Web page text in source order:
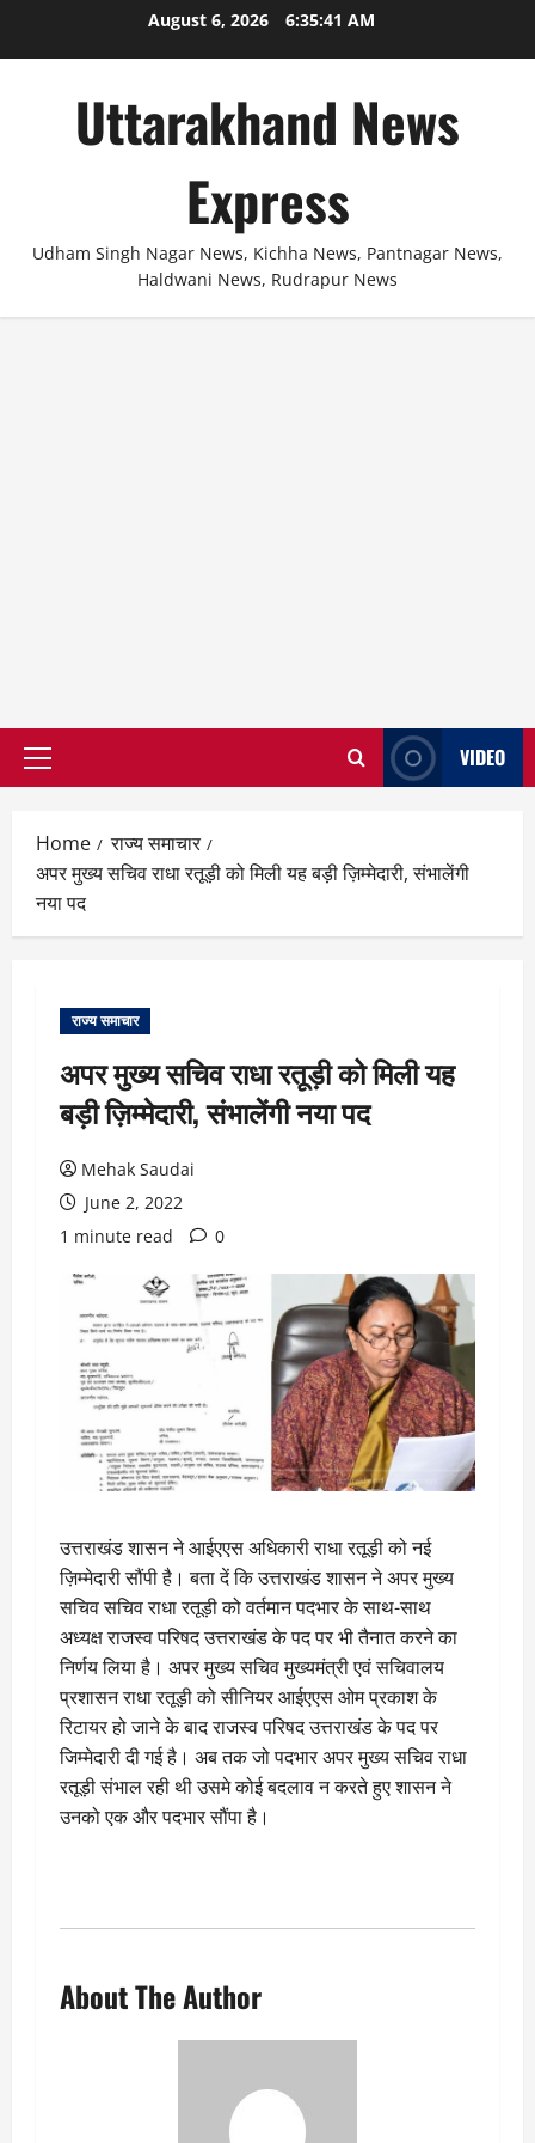
August 6, 2026 6:35:41 AM
Uttarakhand News
Express
Udham Singh Nagar News, Kichha News, Pantnagar News,
Haldwani News, Rudrapur News
Primary
VIDEO
Home
राज्य समाचार
अपर मुख्य सचिव राधा रतूड़ी को मिली यह बड़ी ज़िम्मेदारी, संभालेंगी
नया पद
राज्य समाचार
अपर मुख्य सचिव राधा रतूड़ी को मिली यह
बड़ी ज़िम्मेदारी, संभालेंगी नया पद
Mehak Saudai
June 2, 2022
1 minute read
0
उत्तराखंड शासन ने आईएएस अधिकारी राधा रतूड़ी को नई
ज़िम्मेदारी सौंपी है। बता दें कि उत्तराखंड शासन ने अपर मुख्य
सचिव सचिव राधा रतूड़ी को वर्तमान पदभार के साथ-साथ
अध्यक्ष राजस्व परिषद उत्तराखंड के पद पर भी तैनात करने का
निर्णय लिया है। अपर मुख्य सचिव मुख्यमंत्री एवं सचिवालय
प्रशासन राधा रतूड़ी को सीनियर आईएएस ओम प्रकाश के
रिटायर हो जाने के बाद राजस्व परिषद उत्तराखंड के पद पर
जिम्मेदारी दी गई है। अब तक जो पदभार अपर मुख्य सचिव राधा
रतूड़ी संभाल रही थी उसमे कोई बदलाव न करते हुए शासन ने
उनको एक और पदभार सौंपा है।
About The Author